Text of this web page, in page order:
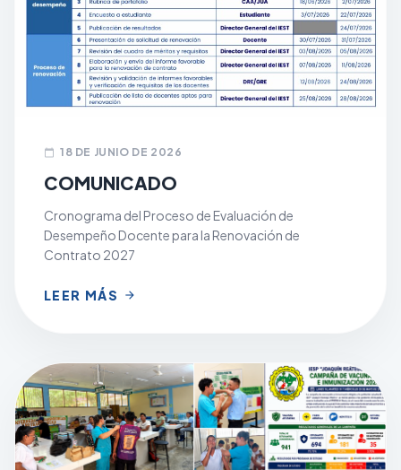
calendar_today 18 DE JUNIO DE 2026
COMUNICADO
Cronograma del Proceso de Evaluación de
Desempeño Docente para la Renovación de
Contrato 2027
LEER MÁS arrow_forward